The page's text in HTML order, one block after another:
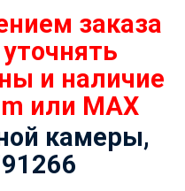
заказа
и наличие
или MAX
камеры,